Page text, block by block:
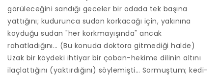
görüleceğini sandığı geceler bir odada tek başına
yattığını; kudurunca sudan korkacağı için, yakınına
koyduğu sudan "her korkmayışında" ancak
rahatladığını… (Bu konuda doktora gitmediği halde)
Uzak bir köydeki ihtiyar bir çoban-hekime dilinin altını
ilaçlattığını (yaktırdığını) söylemişti… Sormuştum; kedi-